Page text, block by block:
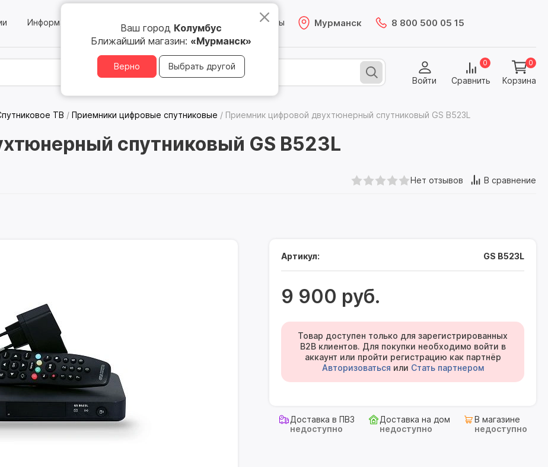
Информация Юридическим лицам Магазины Мурманск
Ваш город Колумбус
Ближайший магазин: «Мурманск»
Верно Выбрать другой
8 800 500 05 15
Войти Сравнить
0
Корзина
0
ТВ / Приемники цифровые спутниковые / Приемник цифровой двухтюнерный спутниковый GS B523L
спутниковый GS B523L
Нет отзывов В сравнение
Артикул: GS B523L
9 900 руб.
Товар доступен только для зарегистрированных
B2B клиентов. Для покупки необходимо войти в
аккаунт или пройти регистрацию как партнёр
Авторизоваться или Стать партнером
Доставка в ПВЗ
недоступно
Доставка на дом
недоступно
В магазине
недоступно